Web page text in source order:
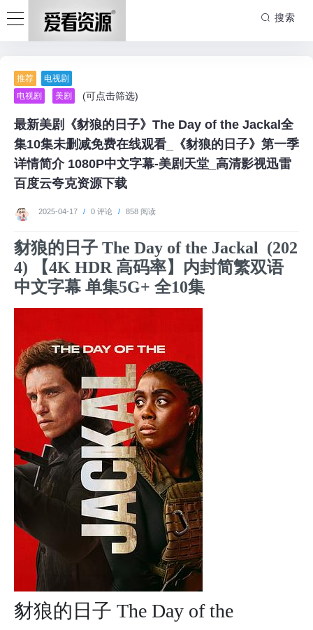
搜索
推荐
电视剧
电视剧
美剧 (可点击筛选)
最新美剧《豺狼的日子》The Day of the Jackal全
集10集未删减免费在线观看_《豺狼的日子》第一季
详情简介 1080P中文字幕-美剧天堂_高清影视迅雷
百度云夸克资源下载
2025-04-17 / 0 评论 / 858 阅读
豺狼的日子 The Day of the Jackal (202
4) 【4K HDR 高码率】内封简繁双语
中文字幕 单集5G+ 全10集
豺狼的日子 The Day of the